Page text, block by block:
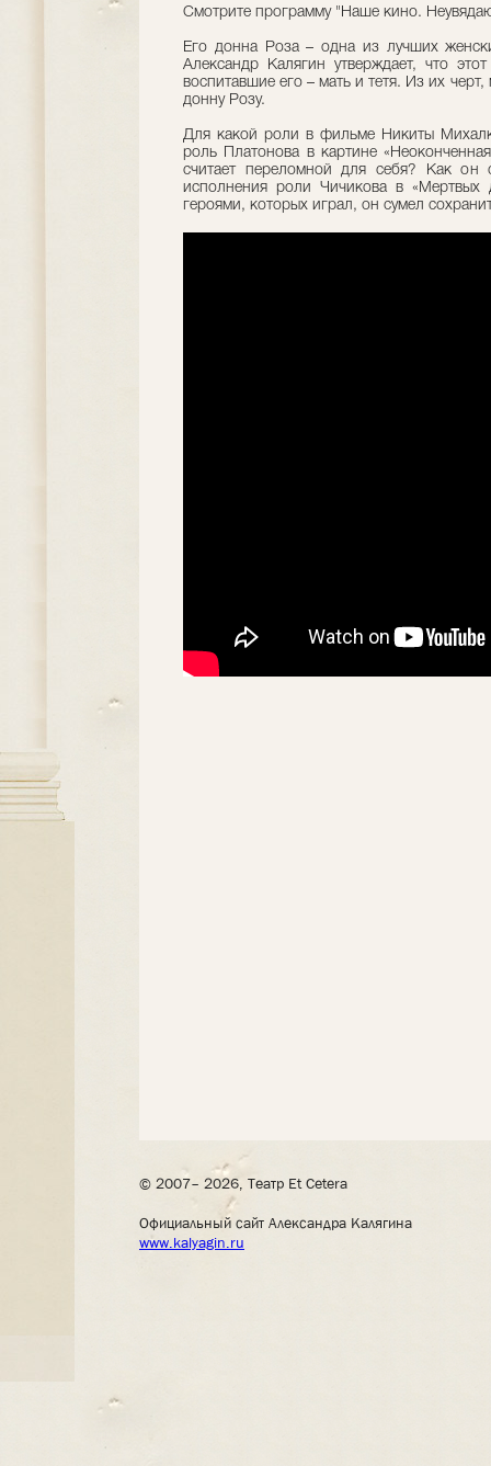
Смотрите программу "Наше кино.
Его донна Роза – одна из лучших
Александр Калягин утверждает, что
воспитавшие его – мать и тетя. Из их
донну Розу.
Для какой роли в фильме Никиты
роль Платонова в картине
считает переломной для себя? Как он
исполнения роли Чичикова в
героями, которых играл, он сумел
© 2007– 2026, Театр Et Cetera
Официальный сайт Александра Калягина
www.kalyagin.ru